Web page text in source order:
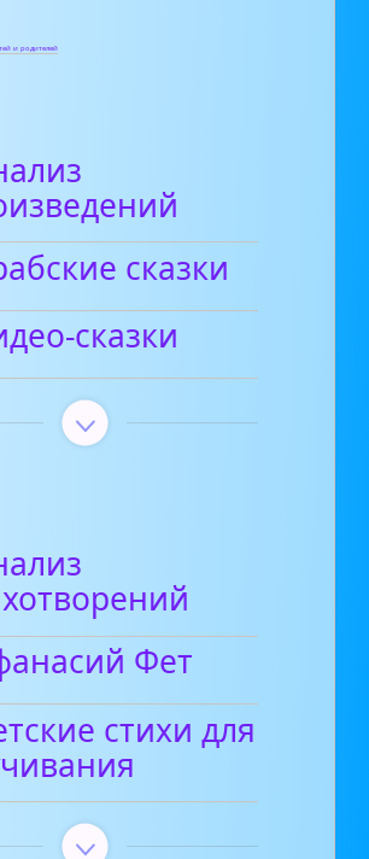
и родителей
сказки
сказки
Фет
стихи для